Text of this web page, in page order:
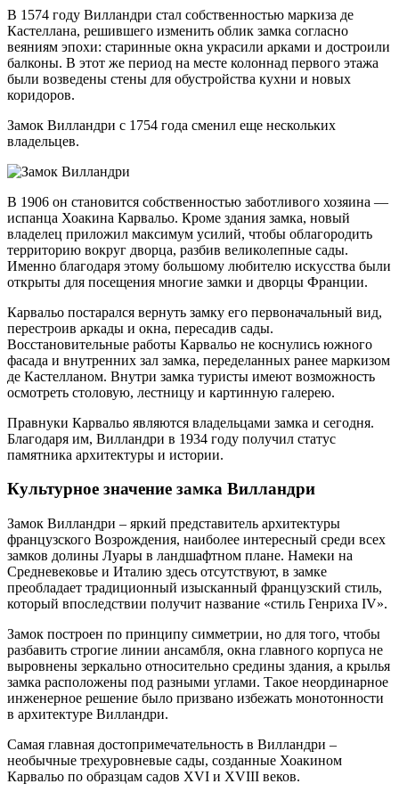
В 1574 году Вилландри стал собственностью маркиза де
Кастеллана, решившего изменить облик замка согласно
веяниям эпохи: старинные окна украсили арками и достроили
балконы. В этот же период на месте колоннад первого этажа
были возведены стены для обустройства кухни и новых
коридоров.
Замок Вилландри с 1754 года сменил еще нескольких
владельцев.
В 1906 он становится собственностью заботливого хозяина —
испанца Хоакина Карвальо. Кроме здания замка, новый
владелец приложил максимум усилий, чтобы облагородить
территорию вокруг дворца, разбив великолепные сады.
Именно благодаря этому большому любителю искусства были
открыты для посещения многие замки и дворцы Франции.
Карвальо постарался вернуть замку его первоначальный вид,
перестроив аркады и окна, пересадив сады.
Восстановительные работы Карвальо не коснулись южного
фасада и внутренних зал замка, переделанных ранее маркизом
де Кастелланом. Внутри замка туристы имеют возможность
осмотреть столовую, лестницу и картинную галерею.
Правнуки Карвальо являются владельцами замка и сегодня.
Благодаря им, Вилландри в 1934 году получил статус
памятника архитектуры и истории.
Культурное значение замка Вилландри
Замок Вилландри – яркий представитель архитектуры
французского Возрождения, наиболее интересный среди всех
замков долины Луары в ландшафтном плане. Намеки на
Средневековье и Италию здесь отсутствуют, в замке
преобладает традиционный изысканный французский стиль,
который впоследствии получит название «стиль Генриха IV».
Замок построен по принципу симметрии, но для того, чтобы
разбавить строгие линии ансамбля, окна главного корпуса не
выровнены зеркально относительно средины здания, а крылья
замка расположены под разными углами. Такое неординарное
инженерное решение было призвано избежать монотонности
в архитектуре Вилландри.
Самая главная достопримечательность в Вилландри –
необычные трехуровневые сады, созданные Хоакином
Карвальо по образцам садов XVI и XVIII веков.